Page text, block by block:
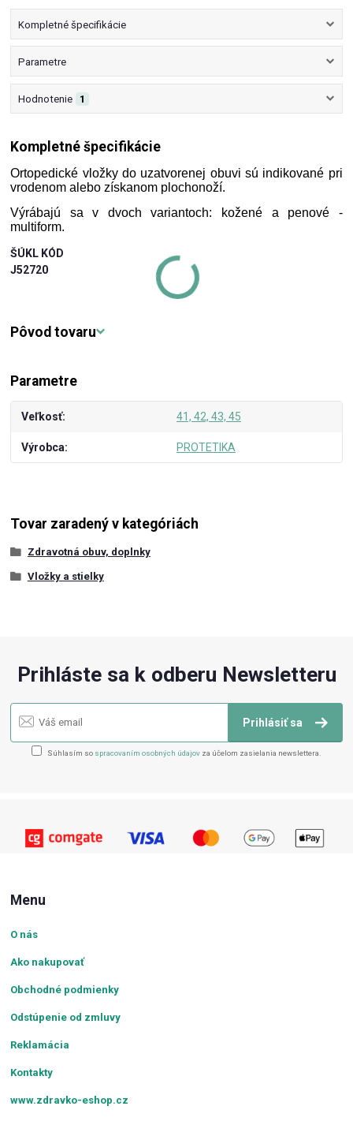
Kompletné špecifikácie
Parametre
Hodnotenie 1
Kompletné špecifikácie
Ortopedické vložky do uzatvorenej obuvi sú indikované pri
vrodenom alebo získanom plochonoží.
Výrábajú sa v dvoch variantoch: kožené a penové -
multiform.
ŠÚKL KÓD
J52720
Pôvod tovaru
Parametre
Veľkosť 41, 42, 43, 45
Výrobca PROTETIKA
Tovar zaradený v kategóriách
Zdravotná obuv, doplnky
Vložky a stielky
Prihláste sa k odberu Newsletteru
Prihlásiť sa
Súhlasím so spracovaním osobných údajov za účelom zasielania newslettera.
Menu
O nás
Ako nakupovať
Obchodné podmienky
Odstúpenie od zmluvy
Reklamácia
Kontakty
www.zdravko-eshop.cz